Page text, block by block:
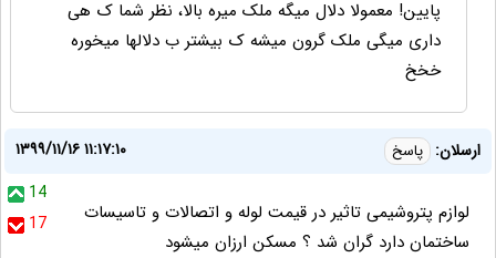
پایین! معمولا دلال میگه ملک میره بالا، نظر شما ک هی
داری میگی ملک گرون میشه ک بیشتر ب دلالها میخوره
خخخ
ارسلان: پاسخ
۱۳۹۹/۱۱/۱۶ ۱۱:۱۷:۱۰
14
17
لوازم پتروشیمی تاثیر در قیمت لوله و اتصالات و تاسیسات
ساختمان دارد گران شد ؟ مسکن ارزان میشود